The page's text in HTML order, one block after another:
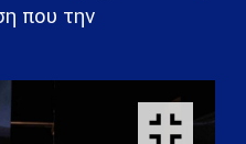
που την